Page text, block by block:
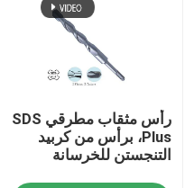
رأس مثقاب مطرقي SDS
Plus، برأس من كربيد
التنجستن للخرسانة